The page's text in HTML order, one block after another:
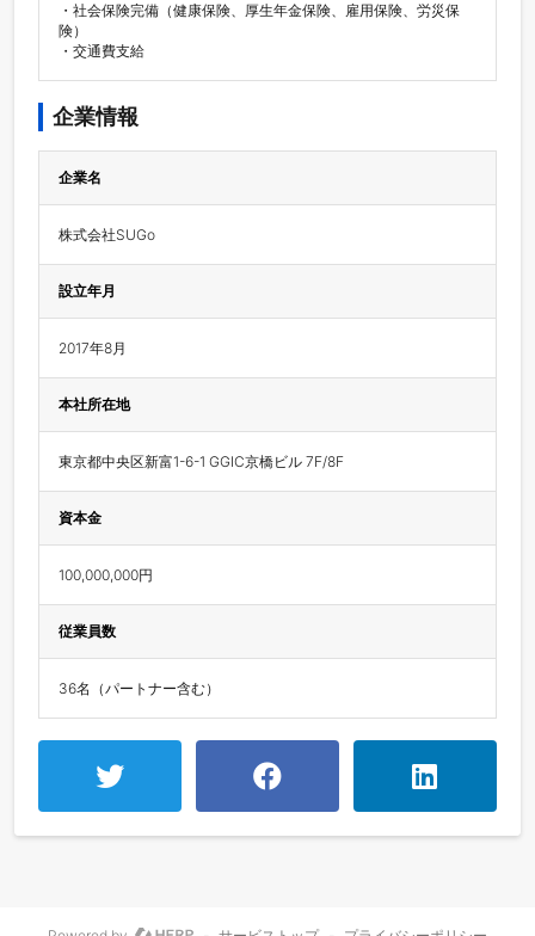
・社会保険完備（健康保険、厚生年金保険、雇用保険、労災保
険）
・交通費支給
企業情報
企業名
株式会社SUGo
設立年月
2017年8月
本社所在地
東京都中央区新富1-6-1 GGIC京橋ビル 7F/8F
資本金
100,000,000円
従業員数
36名（パートナー含む）